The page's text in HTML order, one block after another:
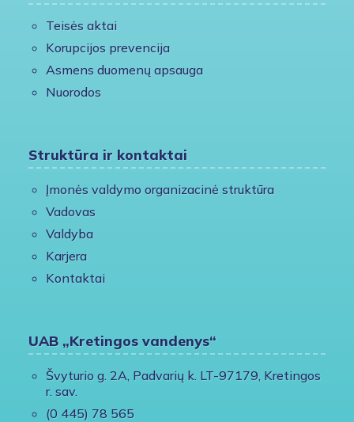
Teisės aktai
Korupcijos prevencija
Asmens duomenų apsauga
Nuorodos
Struktūra ir kontaktai
Įmonės valdymo organizacinė struktūra
Vadovas
Valdyba
Karjera
Kontaktai
UAB „Kretingos vandenys“
Švyturio g. 2A, Padvarių k. LT-97179, Kretingos
r. sav.
(0 445) 78 565